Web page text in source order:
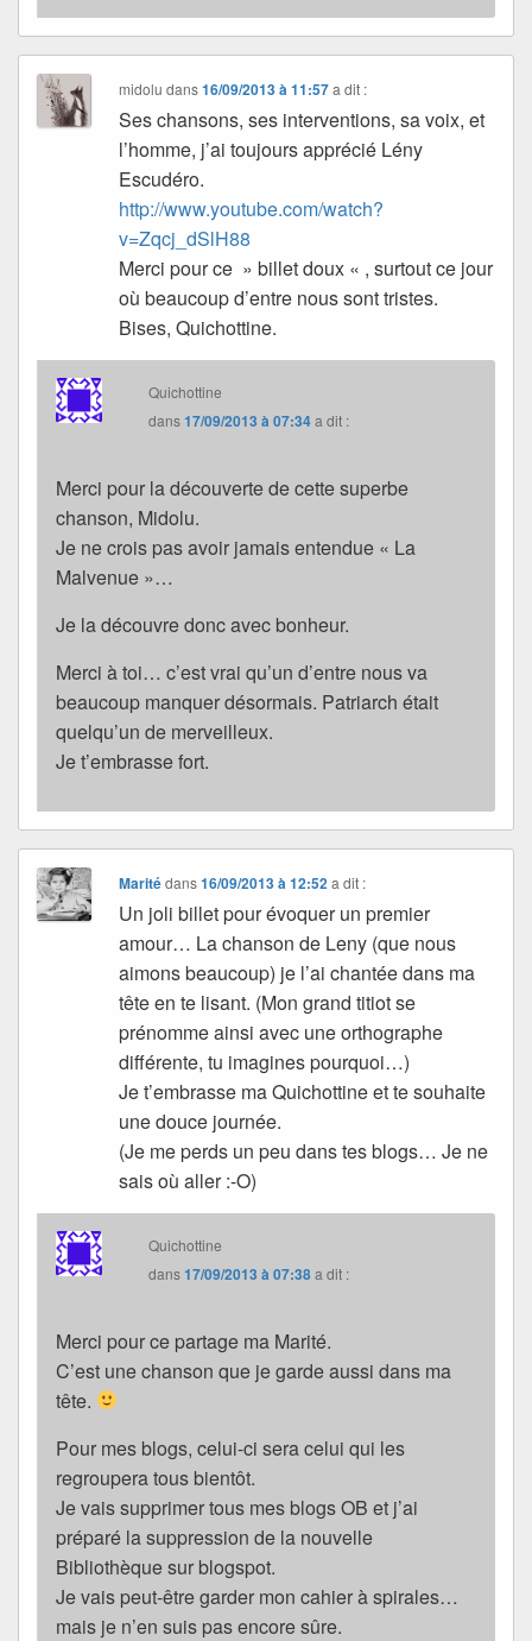
midolu dans16/09/2013 à 11:57 a dit :
Ses chansons, ses interventions, sa voix, et
l’homme, j’ai toujours apprécié Lény
Escudéro.
http://www.youtube.com/watch?
v=Zqcj_dSlH88
Merci pour ce » billet doux « , surtout ce jour
où beaucoup d’entre nous sont tristes.
Bises, Quichottine.
Quichottine
dans17/09/2013 à 07:34a dit :
Merci pour la découverte de cette superbe
chanson, Midolu.
Je ne crois pas avoir jamais entendue « La
Malvenue »…
Je la découvre donc avec bonheur.
Merci à toi… c’est vrai qu’un d’entre nous va
beaucoup manquer désormais. Patriarch était
quelqu’un de merveilleux.
Je t’embrasse fort.
Maritédans16/09/2013 à 12:52 a dit :
Un joli billet pour évoquer un premier
amour… La chanson de Leny (que nous
aimons beaucoup) je l’ai chantée dans ma
tête en te lisant. (Mon grand titiot se
prénomme ainsi avec une orthographe
différente, tu imagines pourquoi…)
Je t’embrasse ma Quichottine et te souhaite
une douce journée.
(Je me perds un peu dans tes blogs… Je ne
sais où aller :-O)
Quichottine
dans17/09/2013 à 07:38a dit :
Merci pour ce partage ma Marité.
C’est une chanson que je garde aussi dans ma
tête.
Pour mes blogs, celui-ci sera celui qui les
regroupera tous bientôt.
Je vais supprimer tous mes blogs OB et j’ai
préparé la suppression de la nouvelle
Bibliothèque sur blogspot.
Je vais peut-être garder mon cahier à spirales…
mais je n’en suis pas encore sûre.